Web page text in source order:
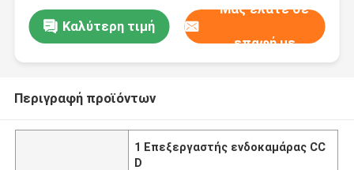
Καλύτερη τιμή
Μας ελάτε σε
επαφή με
Περιγραφή προϊόντων
1 Επεξεργαστής ενδοκαμάρας CC
D